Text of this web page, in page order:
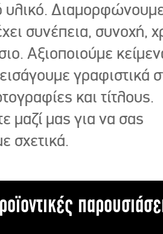
συνέπεια, συνοχή,
Αξιοποιούμε
γραφιστικά
και τίτλους.
μαζί μας για να σας
σχετικά.